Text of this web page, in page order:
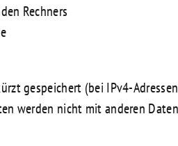
Rechners
gespeichert (bei IPv4-
werden nicht mit anderen